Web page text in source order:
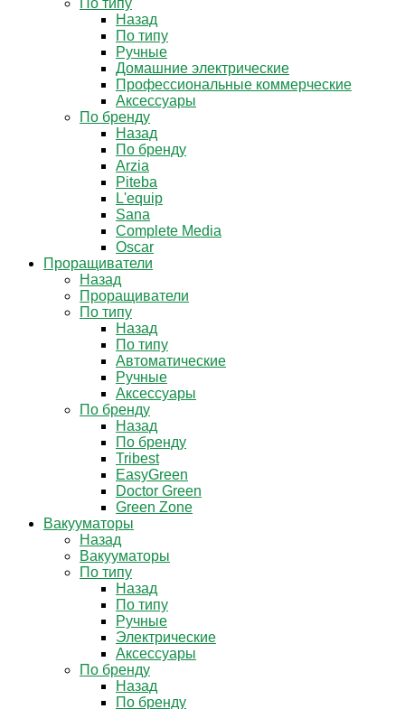
По типу
Назад
По типу
Ручные
Домашние электрические
Профессиональные коммерческие
Аксессуары
По бренду
Назад
По бренду
Arzia
Piteba
L'equip
Sana
Complete Media
Oscar
Проращиватели
Назад
Проращиватели
По типу
Назад
По типу
Автоматические
Ручные
Аксессуары
По бренду
Назад
По бренду
Tribest
EasyGreen
Doctor Green
Green Zone
Вакууматоры
Назад
Вакууматоры
По типу
Назад
По типу
Ручные
Электрические
Аксессуары
По бренду
Назад
По бренду